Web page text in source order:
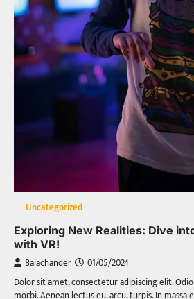
Uncategorized
Exploring New Realities: Dive
with VR!
Balachander 01/05/2024
Dolor sit amet, consectetur adipiscing elit.
morbi. Aenean lectus eu, arcu, turpis. In massa